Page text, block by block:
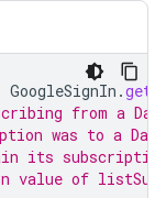
GoogleSignIn .
from a
was to a
its
value of